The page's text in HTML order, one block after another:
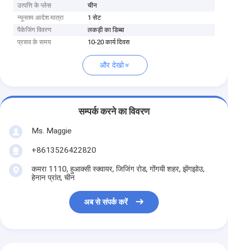
उत्पत्ति के प्लेस
चीन
न्यूनतम आदेश मात्रा
1 सेट
पैकेजिंग विवरण
लकड़ी का डिब्बा
प्रसव के समय
10-20 कार्य दिवस
और देखो
सम्पर्क करने का विवरण
Ms. Maggie
+8613526422820
कमरा 1110, हुआक्सी स्क्वायर, जिजिंग रोड, गोंगयी शहर, झेंगझोउ,
हेनान प्रांत, चीन
अब से संपर्क करें